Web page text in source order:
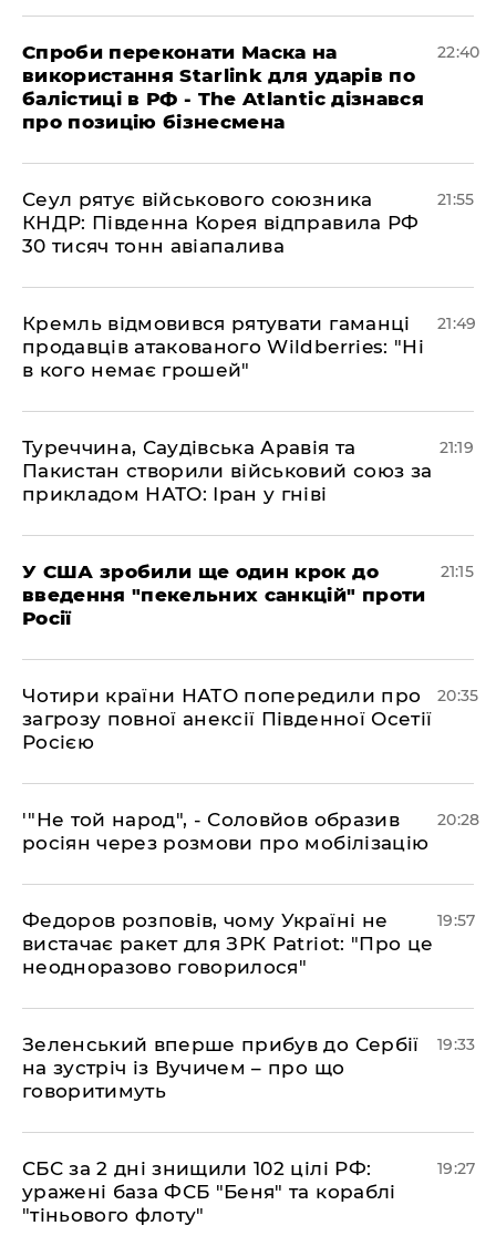
​Спроби переконати Маска на
використання Starlink для ударів по
балістиці в РФ - The Atlantic дізнався
про позицію бізнесмена
22:40
​Сеул рятує військового союзника
КНДР: Південна Корея відправила РФ
30 тисяч тонн авіапалива
21:55
​Кремль відмовився рятувати гаманці
продавців атакованого Wildberries: "Ні
в кого немає грошей"
21:49
​Туреччина, Саудівська Аравія та
Пакистан створили військовий союз за
прикладом НАТО: Іран у гніві
21:19
​У США зробили ще один крок до
введення "пекельних санкцій" проти
Росії
21:15
​Чотири країни НАТО попередили про
загрозу повної анексії Південної Осетії
Росією
20:35
​'"Не той народ", - Соловйов образив
росіян через розмови про мобілізацію
20:28
​Федоров розповів, чому Україні не
вистачає ракет для ЗРК Patriot: "Про це
неодноразово говорилося"
19:57
​Зеленський вперше прибув до Сербії
на зустріч із Вучичем – про що
говоритимуть
19:33
​СБС за 2 дні знищили 102 цілі РФ:
уражені база ФСБ "Беня" та кораблі
"тіньового флоту"
19:27